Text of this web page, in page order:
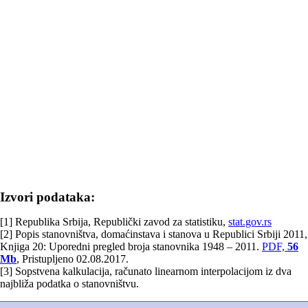
Izvori podataka:
[1] Republika Srbija, Republički zavod za statistiku, stat.gov.rs
[2] Popis stanovništva, domaćinstava i stanova u Republici Srbiji 2011,
Knjiga 20: Uporedni pregled broja stanovnika 1948 – 2011. PDF, 56
Mb, Pristupljeno 02.08.2017.
[3] Sopstvena kalkulacija, računato linearnom interpolacijom iz dva
najbliža podatka o stanovništvu.